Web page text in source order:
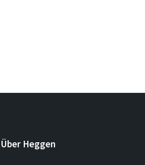
Über Heggen